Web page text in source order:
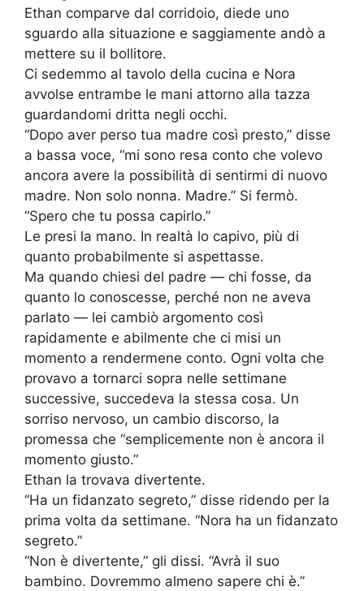
Ethan comparve dal corridoio, diede uno
sguardo alla situazione e saggiamente andò a
mettere su il bollitore.
Ci sedemmo al tavolo della cucina e Nora
avvolse entrambe le mani attorno alla tazza
guardandomi dritta negli occhi.
“Dopo aver perso tua madre così presto,” disse
a bassa voce, “mi sono resa conto che volevo
ancora avere la possibilità di sentirmi di nuovo
madre. Non solo nonna. Madre.” Si fermò.
“Spero che tu possa capirlo.”
Le presi la mano. In realtà lo capivo, più di
quanto probabilmente si aspettasse.
Ma quando chiesi del padre — chi fosse, da
quanto lo conoscesse, perché non ne aveva
parlato — lei cambiò argomento così
rapidamente e abilmente che ci misi un
momento a rendermene conto. Ogni volta che
provavo a tornarci sopra nelle settimane
successive, succedeva la stessa cosa. Un
sorriso nervoso, un cambio discorso, la
promessa che “semplicemente non è ancora il
momento giusto.”
Ethan la trovava divertente.
“Ha un fidanzato segreto,” disse ridendo per la
prima volta da settimane. “Nora ha un fidanzato
segreto.”
“Non è divertente,” gli dissi. “Avrà il suo
bambino. Dovremmo almeno sapere chi è.”